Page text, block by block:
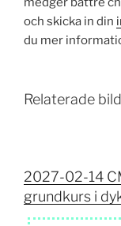
och skicka in din
du mer
Relaterade
2027-02-14
grundkurs i